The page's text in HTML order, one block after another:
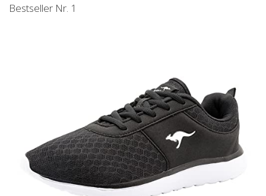
Bestseller Nr. 1